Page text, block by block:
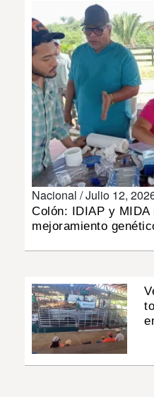
MULTIMEDIA
IMPRESO
Nacional /Julio 12,
Colón: IDIAP y MIDA
mejoramiento